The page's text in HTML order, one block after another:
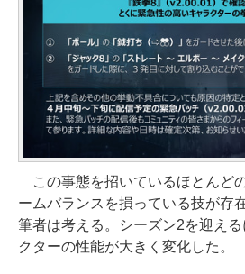
この事態を招いているほとんど
ームバランスを損っている技が存
筆者は考える。シーズン2を迎え
クターの性能が大きく変化した。